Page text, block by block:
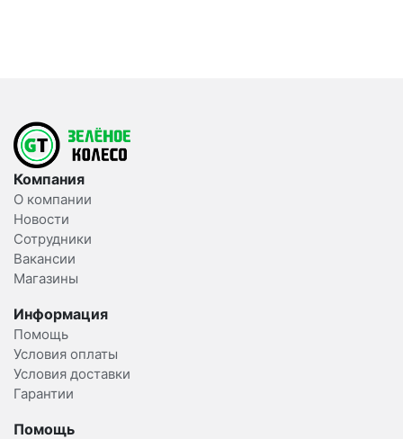
Компания
О компании
Новости
Сотрудники
Вакансии
Магазины
Информация
Помощь
Условия оплаты
Условия доставки
Гарантии
Помощь